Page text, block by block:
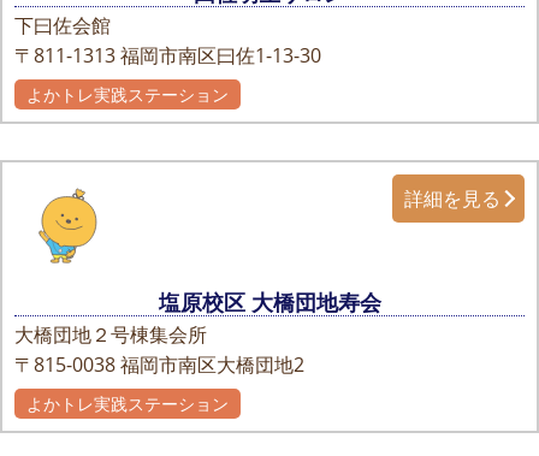
下曰佐会館
〒811-1313福岡市南区曰佐1-13-30
よかトレ実践ステーション
塩原校区 大橋団地寿会
大橋団地２号棟集会所
〒815-0038福岡市南区大橋団地2
詳細を見る
よかトレ実践ステーション